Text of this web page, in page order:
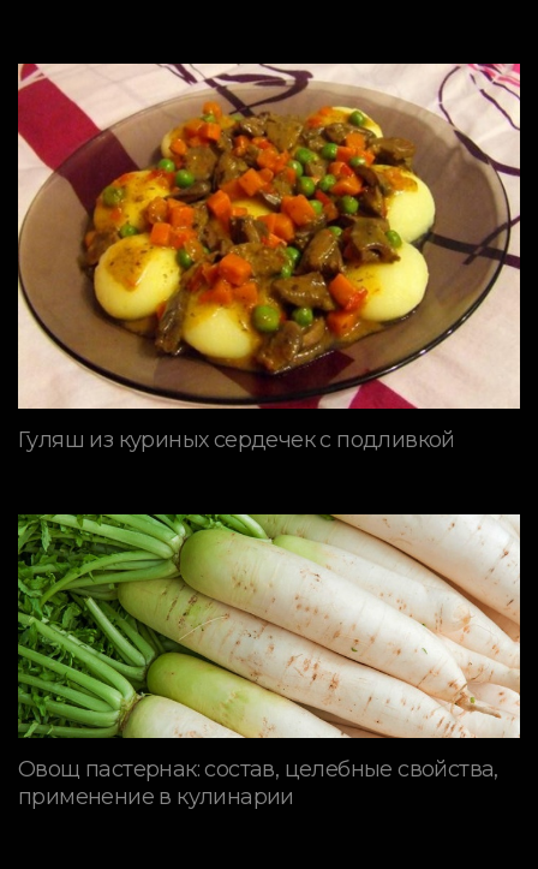
Гуляш из куриных сердечек с подливкой
Овощ пастернак: состав, целебные свойства,
применение в кулинарии